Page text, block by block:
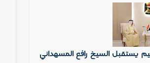
يستقبل الشيخ رافع المشهداني